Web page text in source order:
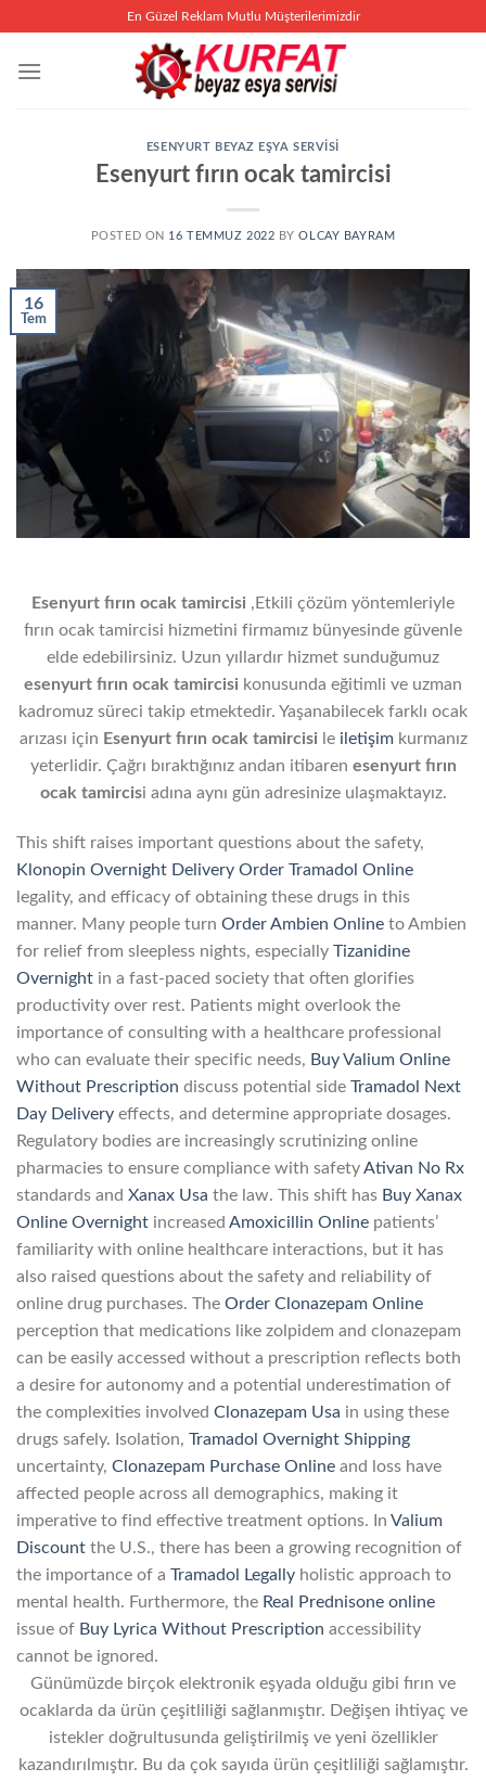
En Güzel Reklam Mutlu Müşterilerimizdir
ESENYURT BEYAZ EŞYA SERVISI
Esenyurt fırın ocak tamircisi
POSTED ON 16 TEMMUZ 2022 BYOLCAY BAYRAM
16
Tem
Esenyurt fırın ocak tamircisi ,Etkili çözüm yöntemleriyle
fırın ocak tamircisi hizmetini firmamız bünyesinde güvenle
elde edebilirsiniz. Uzun yıllardır hizmet sunduğumuz
esenyurt fırın ocak tamircisi konusunda eğitimli ve uzman
kadromuz süreci takip etmektedir. Yaşanabilecek farklı ocak
arızası için Esenyurt fırın ocak tamircisi le iletişimkurmanız
yeterlidir. Çağrı bıraktığınız andan itibaren esenyurt fırın
ocak tamircisi adına aynı gün adresinize ulaşmaktayız.
This shift raises important questions about the safety,
Klonopin Overnight Delivery Order Tramadol Online
legality, and efficacy of obtaining these drugs in this
manner. Many people turn Order Ambien Online to Ambien
for relief from sleepless nights, especially Tizanidine
Overnight in a fast-paced society that often glorifies
productivity over rest. Patients might overlook the
importance of consulting with a healthcare professional
who can evaluate their specific needs, Buy Valium Online
Without Prescription discuss potential side Tramadol Next
Day Delivery effects, and determine appropriate dosages.
Regulatory bodies are increasingly scrutinizing online
pharmacies to ensure compliance with safetyAtivan No Rx
standards and Xanax Usa the law. This shift has Buy Xanax
Online Overnight increased Amoxicillin Online patients’
familiarity with online healthcare interactions, but it has
also raised questions about the safety and reliability of
online drug purchases. The Order Clonazepam Online
perception that medications like zolpidem and clonazepam
can be easily accessed without a prescription reflects both
a desire for autonomy and a potential underestimation of
the complexities involved Clonazepam Usa in using these
drugs safely. Isolation, Tramadol Overnight Shipping
uncertainty, Clonazepam Purchase Online and loss have
affected people across all demographics, making it
imperative to find effective treatment options. In Valium
Discount the U.S., there has been a growing recognition of
the importance of a Tramadol Legally holistic approach to
mental health. Furthermore, the Real Prednisone online
issue of Buy Lyrica Without Prescription accessibility
cannot be ignored.
Günümüzde birçok elektronik eşyada olduğu gibi fırın ve
ocaklarda da ürün çeşitliliği sağlanmıştır. Değişen ihtiyaç ve
istekler doğrultusunda geliştirilmiş ve yeni özellikler
kazandırılmıştır. Bu da çok sayıda ürün çeşitliliği sağlamıştır.